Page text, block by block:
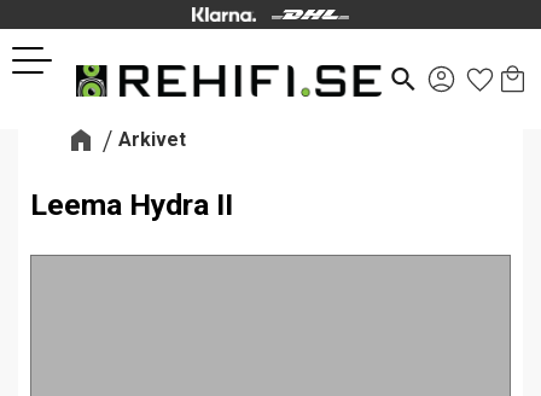
Meny
search
Arkivet
Leema Hydra II